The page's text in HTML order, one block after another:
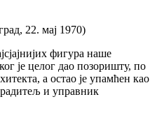
22. мај 1970)
фигура наше
је целог дао позоришту, по
а остао је упамћен као
и управник